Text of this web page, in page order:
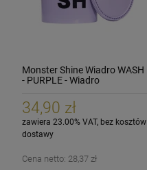
Monster Shine Wiadro WASH
- PURPLE - Wiadro
34,90 zł
zawiera 23.00% VAT, bez kosztów
dostawy
Cena netto: 28,37 zł